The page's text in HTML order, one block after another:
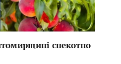
спекотно